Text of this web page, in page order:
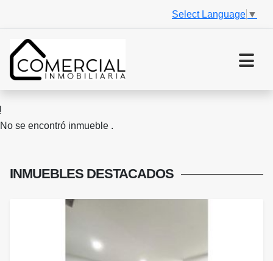
Select Language ▼
No se encontró inmueble .
INMUEBLES DESTACADOS